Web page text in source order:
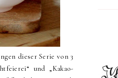
dieser Serie von 3
und „Kakao-